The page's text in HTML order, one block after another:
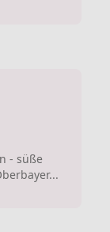
- süße